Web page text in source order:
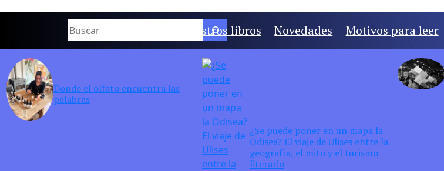
Buscar Nuestros libros Novedades Motivos para leer
Donde el olfato encuentra las
palabras
¿Se puede poner en un mapa la
Odisea? El viaje de Ulises entre la
geografía, el mito y el turismo
literario